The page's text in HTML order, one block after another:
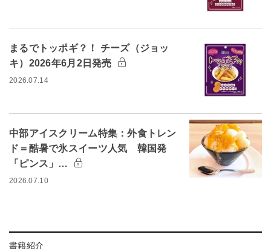
まるでトッポギ？！ チーズ（ジョッ
キ）2026年6月2日発売
2026.07.14
中部アイスクリーム特集：外食トレン
ド＝酷暑で氷スイーツ人気 韓国発
「ピンス」…
2026.07.10
書籍紹介